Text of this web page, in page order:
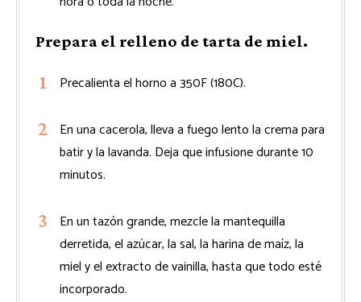
Prepara el relleno de tarta de miel.
Precalienta el horno a 350F (180C).
En una cacerola, lleva a fuego lento la crema para
batir y la lavanda. Deja que infusione durante 10
minutos.
En un tazón grande, mezcle la mantequilla
derretida, el azúcar, la sal, la harina de maíz, la
miel y el extracto de vainilla, hasta que todo esté
incorporado.